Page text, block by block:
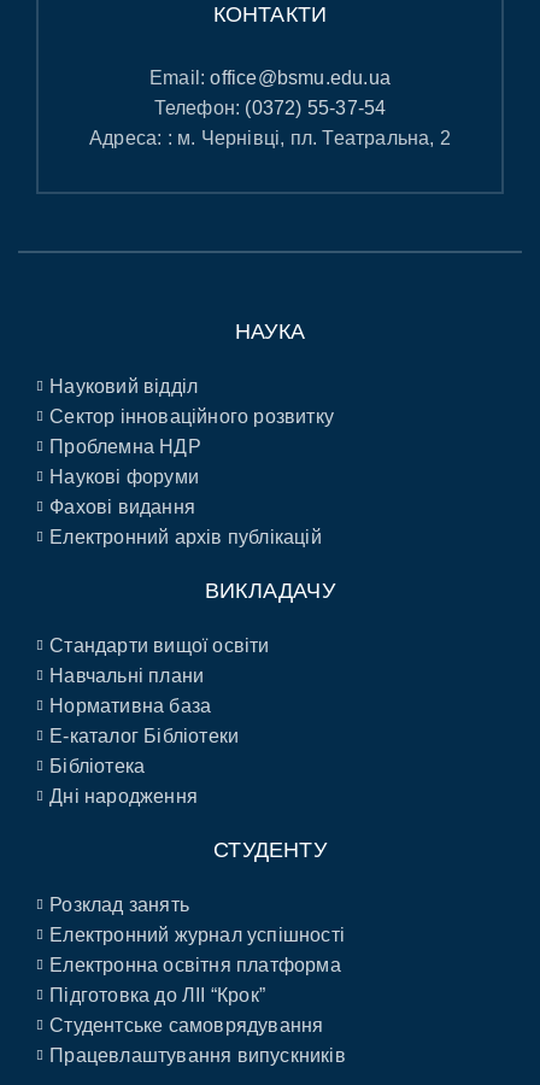
КОНТАКТИ
Email:office@bsmu.edu.ua
Телефон: (0372) 55-37-54
Адреса: : м. Чернівці, пл. Театральна, 2
НАУКА
Науковий відділ
Сектор інноваційного розвитку
Проблемна НДР
Наукові форуми
Фахові видання
Електронний архів публікацій
ВИКЛАДАЧУ
Стандарти вищої освіти
Навчальні плани
Нормативна база
E-каталог Бібліотеки
Бібліотека
Дні народження
СТУДЕНТУ
Розклад занять
Електронний журнал успішності
Електронна освітня платформа
Підготовка до ЛІІ “Крок”
Студентське самоврядування
Працевлаштування випускників